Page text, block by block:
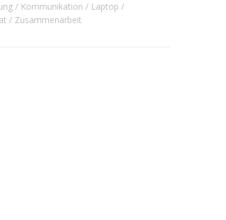
Kommunikation
Laptop
Zusammenarbeit